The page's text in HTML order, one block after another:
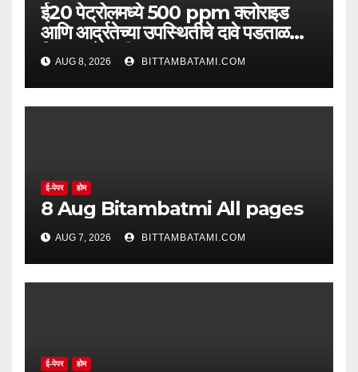
ई20 पेट्रोलमध्ये 500 ppm क्लोराइड
आणि आर्द्रतेच्या उपस्थितीचे दावे पडताळणीत
सिद्ध झाले नाहीत
AUG 8, 2026 BITTAMBATAMI.COM
ई-पेपर होम
8 Aug Bitambatmi All pages
AUG 7, 2026 BITTAMBATAMI.COM
ई-पेपर होम